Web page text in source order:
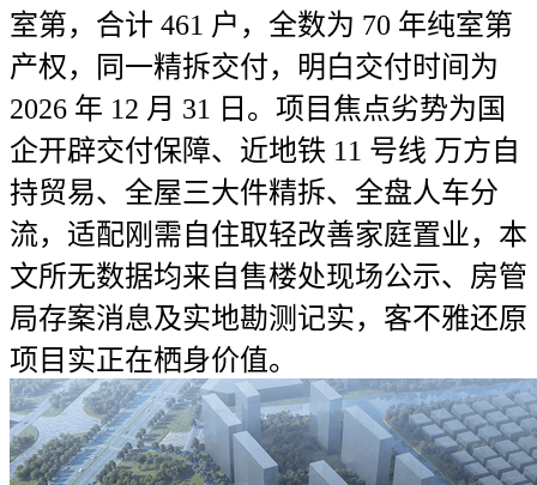
室第，合计 461 户，全数为 70 年纯室第
产权，同一精拆交付，明白交付时间为
2026 年 12 月 31 日。项目焦点劣势为国
企开辟交付保障、近地铁 11 号线 万方自
持贸易、全屋三大件精拆、全盘人车分
流，适配刚需自住取轻改善家庭置业，本
文所无数据均来自售楼处现场公示、房管
局存案消息及实地勘测记实，客不雅还原
项目实正在栖身价值。